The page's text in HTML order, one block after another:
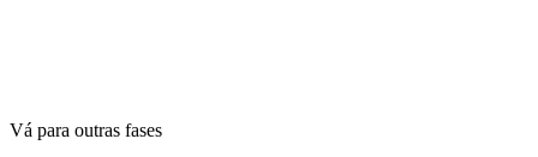
Vá para outras fases